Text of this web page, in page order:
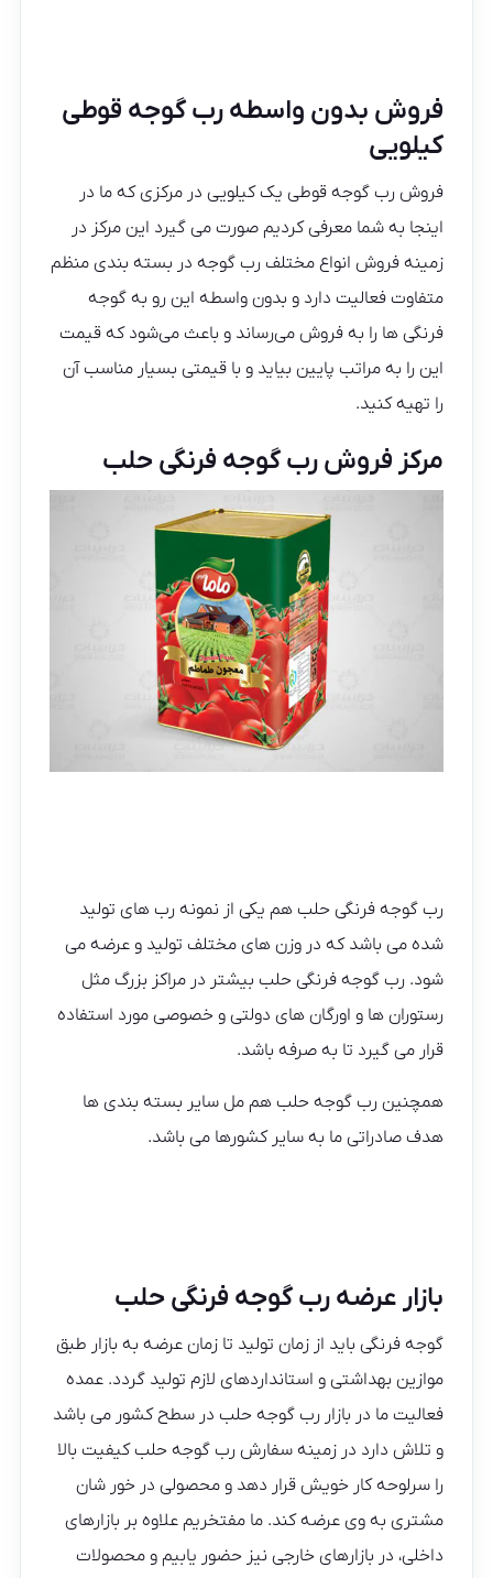
فروش بدون واسطه رب گوجه قوطی
کیلویی
فروش رب گوجه قوطی یک کیلویی در مرکزی که ما در
اینجا به شما معرفی کردیم صورت می گیرد این مرکز در
زمینه فروش انواع مختلف رب گوجه در بسته بندی منظم
متفاوت فعالیت دارد و بدون واسطه این رو به گوجه
فرنگی ها را به فروش می‌رساند و باعث می‌شود که قیمت
این را به مراتب پایین بیاید و با قیمتی بسیار مناسب آن
را تهیه کنید.
مرکز فروش رب گوجه فرنگی حلب
رب گوجه فرنگی حلب هم یکی از نمونه رب های تولید
شده می باشد که در وزن های مختلف تولید و عرضه می
شود. رب گوجه فرنگی حلب بیشتر در مراکز بزرگ مثل
رستوران ها و اورگان های دولتی و خصوصی مورد استفاده
قرار می گیرد تا به صرفه باشد.
همچنین رب گوجه حلب هم مل سایر بسته بندی ها
هدف صادراتی ما به سایر کشورها می باشد.
بازار عرضه رب گوجه فرنگی حلب
گوجه فرنگی باید از زمان تولید تا زمان عرضه به بازار طبق
موازین بهداشتی و استانداردهای لازم تولید گردد. عمده
فعالیت ما در بازار رب گوجه حلب در سطح کشور می باشد
و تلاش دارد در زمینه سفارش رب گوجه حلب کیفیت بالا
را سرلوحه کار خویش قرار دهد و محصولی در خور شان
مشتری به وی عرضه کند. ما مفتخریم علاوه بر بازارهای
داخلی، در بازارهای خارجی نیز حضور یابیم و محصولات